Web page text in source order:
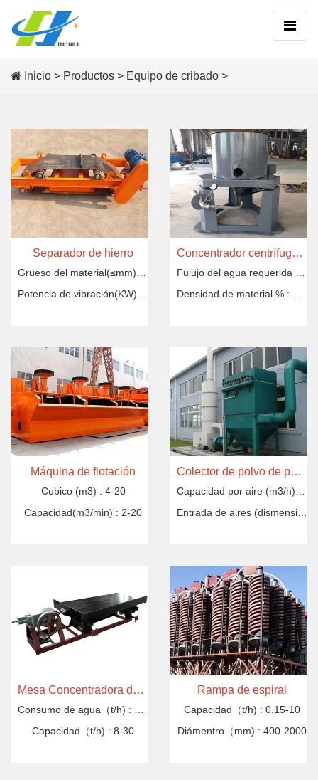
Inicio > Productos > Equipo de cribado >
Separador de hierro Concentrador centrífugo de oro
Máquina de flotación
Cubico (m3) : 4-20
Capacidad(m3/min) : 2-20
Colector de polvo de pulso
Mesa Concentradora de Oro 6-S
Consumo de agua（t/h) :
50-190
Capacidad（t/h) : 8-30
Rampa de espiral
Capacidad（t/h) : 0.15-10
Diámentro（mm) : 400-2000